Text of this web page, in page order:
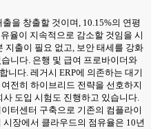
을 창출할 것이며, 10.15%의 연평
율이 지속적으로 감소할 것임을 시
지출이 필요 없고, 보안 태세를 강화
니다. 은행 및 급여 프로바이더와
니다. 레거시 ERP에 의존하는 대기
전히 하이브리드 전략을 선호하지
도입 시험도 진행하고 있습니다.
터센터 구축으로 기존의 컴플라이
장에서 클라우드의 점유율은 10년